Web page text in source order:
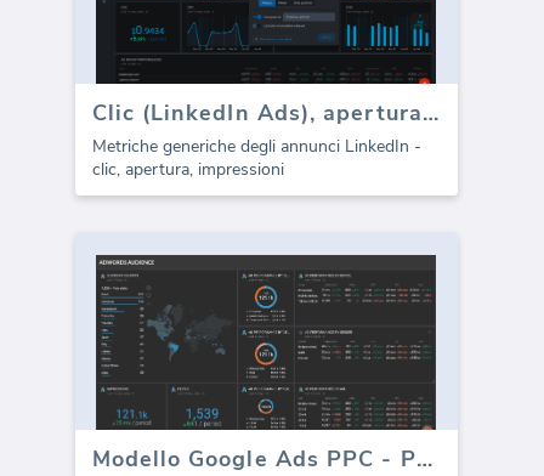
Clic (LinkedIn Ads), apertura (LinkedIn Ads), impressioni (LinkedIn Ads)
Metriche generiche degli annunci LinkedIn -
clic, apertura, impressioni
Modello Google Ads PPC - Pubblico (Audience)